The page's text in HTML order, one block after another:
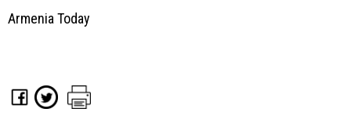
Armenia Today